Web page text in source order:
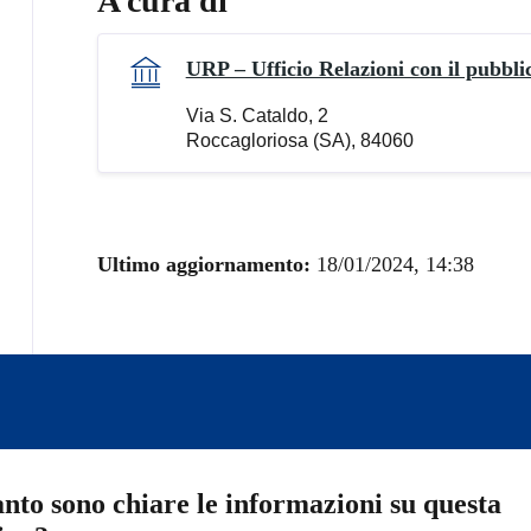
URP – Ufficio Relazioni con il
Via S. Cataldo, 2
Roccagloriosa (SA), 84060
Ultimo aggiornamento: 18/01/2024, 14:38
sono chiare le informazioni su questa